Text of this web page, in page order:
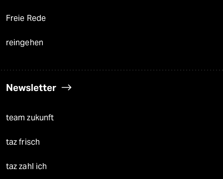
Freie Rede
reingehen
Newsletter
team zukunft
taz frisch
taz zahl ich